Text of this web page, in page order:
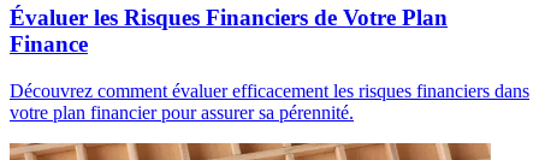
Évaluer les Risques Financiers de Votre Plan
Finance
Découvrez comment évaluer efficacement les risques financiers dans
votre plan financier pour assurer sa pérennité.